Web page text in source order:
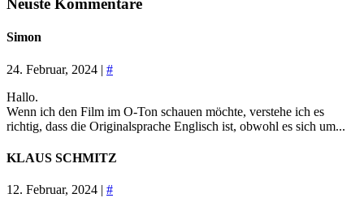
Neuste Kommentare
Simon
24. Februar, 2024 | #
Hallo.
Wenn ich den Film im O-Ton schauen möchte, verstehe ich es
richtig, dass die Originalsprache Englisch ist, obwohl es sich um...
KLAUS SCHMITZ
12. Februar, 2024 | #